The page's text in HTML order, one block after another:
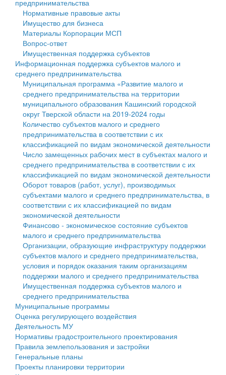
Государственные услуги
Промышленность и АПК
Экономика и бизнес
...
Символика
Устав
Гостям округа
Туризм
Культура
Образование
Здравоохранение
Социальная защита
Фотоальбом
муниципального округа Тверской области
Администрация Кашинского муниципального округа
Тверской области
Управление сельскими территориями
Открытые данные
Работа с обращениями граждан
Муниципальный контроль
Муниципальные услуги
Проекты административных регламентов
Антимонопольный комплаенс
Противодействие коррупции
Финансовое управление
Бюджет для граждан
Имущество
Выявление правообладателей ранее учтенных
объектов недвижимости
Имущественная поддержка субъектов малого и
среднего предпринимательства
Информационная поддержка субъектов малого и
среднего предпринимательства
Муниципальные программы
Контрольно-счетная палата
Персональные данные
Оценка регулирующего воздействия
Деятельность МУ
Нормативы градостроительного проектирования
Правила землепользования и застройки
Генеральные планы
Проекты планировки территории
предпринимательства
Нормативные правовые акты
Имущество для бизнеса
Материалы Корпорации МСП
Вопрос-ответ
Имущественная поддержка субъектов
Информационная поддержка субъектов малого и
среднего предпринимательства
Муниципальная программа «Развитие малого и
среднего предпринимательства на территории
муниципального образования Кашинский городской
округ Тверской области на 2019-2024 годы
Количество субъектов малого и среднего
предпринимательства в соответствии с их
классификацией по видам экономической деятельности
Число замещенных рабочих мест в субъектах малого и
среднего предпринимательства в соответствии с их
классификацией по видам экономической деятельности
Оборот товаров (работ, услуг), производимых
субъектами малого и среднего предпринимательства, в
соответствии с их классификацией по видам
экономической деятельности
Финансово - экономическое состояние субъектов
малого и среднего предпринимательства
Организации, образующие инфраструктуру поддержки
субъектов малого и среднего предпринимательства,
условия и порядок оказания таким организациям
поддержки малого и среднего предпринимательства
Имущественная поддержка субъектов малого и
среднего предпринимательства
Муниципальные программы
Оценка регулирующего воздействия
Деятельность МУ
Нормативы градостроительного проектирования
Правила землепользования и застройки
Генеральные планы
Проекты планировки территории